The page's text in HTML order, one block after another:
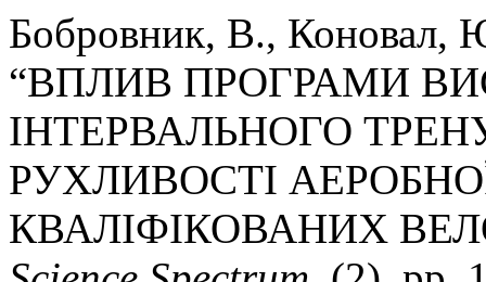
Бобровник, В., Коновал,
“ВПЛИВ ПРОГРАМИ
ІНТЕРВАЛЬНОГО
РУХЛИВОСТІ
КВАЛІФІКОВАНИХ